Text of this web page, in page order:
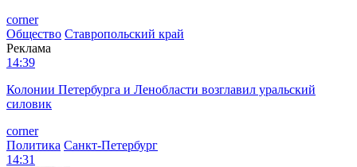
corner
Общество Ставропольский край
Реклама
14:39
Колонии Петербурга и Ленобласти возглавил уральский
силовик
corner
Политика Санкт-Петербург
14:31